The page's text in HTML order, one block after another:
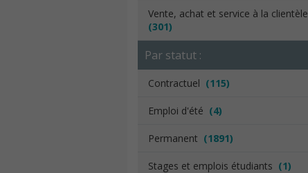
Vente, achat et service à la clientèle
(301)
Par statut :
Contractuel (115)
Emploi d'été (4)
Permanent (1891)
Stages et emplois étudiants (1)